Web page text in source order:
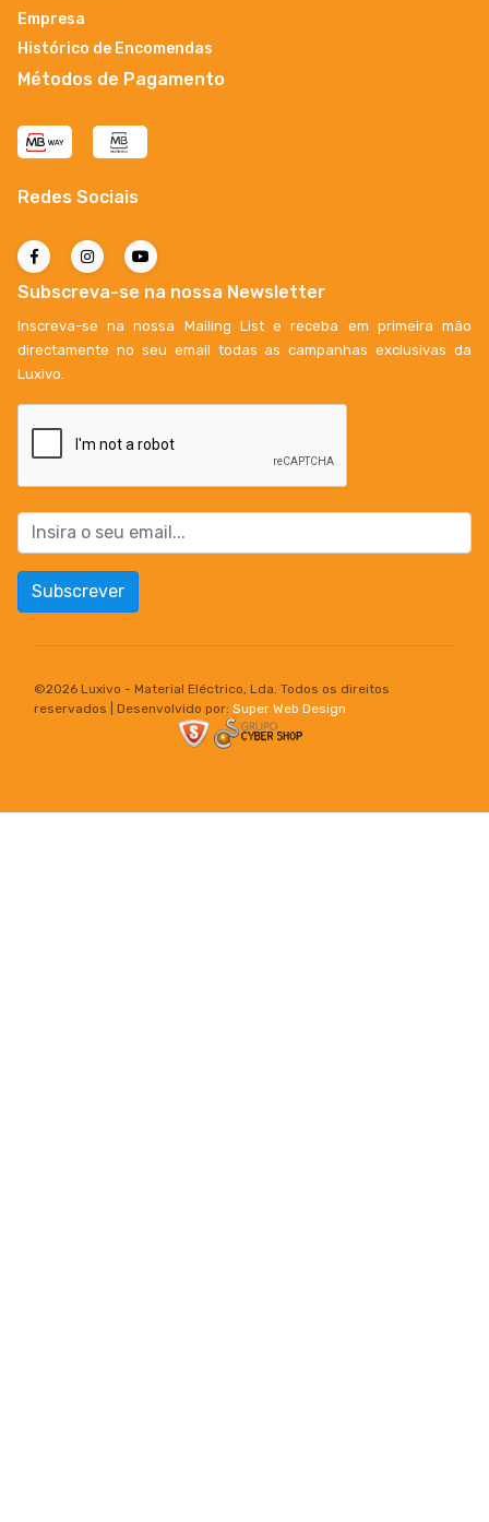
Empresa
Histórico de Encomendas
Métodos de Pagamento
Redes Sociais
Subscreva-se na nossa Newsletter
Inscreva-se na nossa Mailing List e receba em primeira mão
directamente no seu email todas as campanhas exclusivas da
Luxivo.
Subscrever
©2026 Luxivo - Material Eléctrico, Lda. Todos os direitos
reservados | Desenvolvido por: Super Web Design